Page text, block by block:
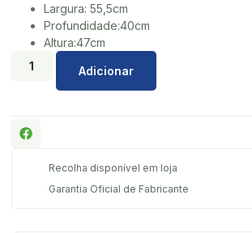
Largura: 55,5cm
Profundidade:40cm
Altura:47cm
Adicionar
Recolha disponível em loja
Garantia Oficial de Fabricante